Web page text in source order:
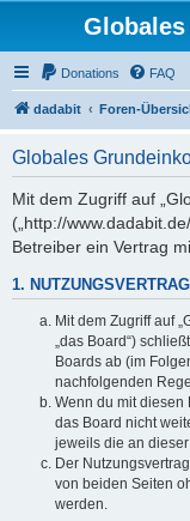
Donations FAQ
dadabit Foren-
Globales
Mit dem Zugriff auf
(„http://
Betreiber ein Vertrag
1. NUTZUNGSVERTRAG
Mit dem Zugriff auf
„das Board“)
Boards ab (im
nachfolgenden
Wenn du mit diesen
das Board nicht
jeweils die an
Der
von beiden Seiten
werden.